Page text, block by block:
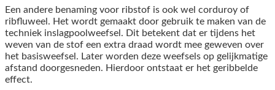
Een andere benaming voor ribstof is ook wel corduroy of
ribfluweel. Het wordt gemaakt door gebruik te maken van de
techniek inslagpoolweefsel. Dit betekent dat er tijdens het
weven van de stof een extra draad wordt mee geweven over
het basisweefsel. Later worden deze weefsels op gelijkmatige
afstand doorgesneden. Hierdoor ontstaat er het geribbelde
effect.